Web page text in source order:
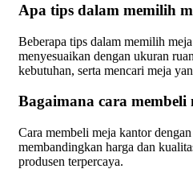
Apa tips dalam memilih
Beberapa tips dalam memilih
menyesuaikan dengan ukuran
kebutuhan, serta mencari meja
Bagaimana cara
Cara membeli meja kantor
membandingkan harga dan
produsen terpercaya.